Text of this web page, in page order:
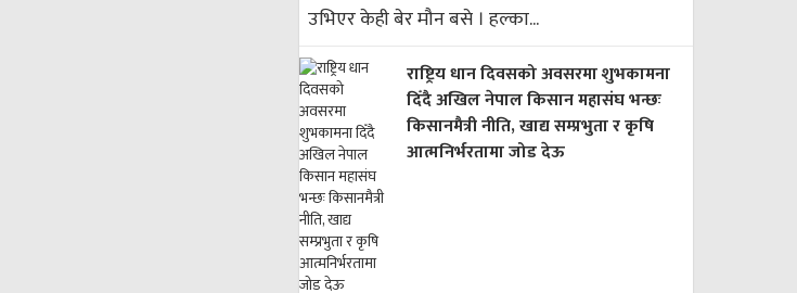
उभिएर केही बेर मौन बसे । हल्का...
राष्ट्रिय धान दिवसको अवसरमा शुभकामना
दिँदै अखिल नेपाल किसान महासंघ भन्छः
किसानमैत्री नीति, खाद्य सम्प्रभुता र कृषि
आत्मनिर्भरतामा जोड देऊ